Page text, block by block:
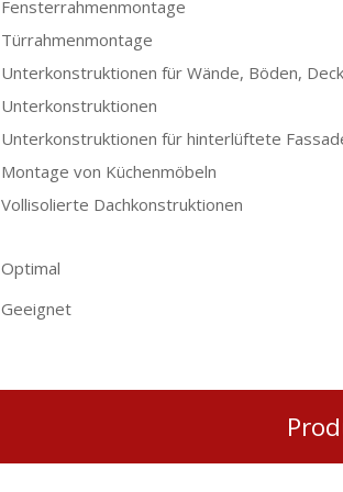
Fensterrahmenmontage
Türrahmenmontage
Unterkonstruktionen für Wände, Böden,
Unterkonstruktionen
Unterkonstruktionen für hinterlüftete
Montage von Küchenmöbeln
Vollisolierte Dachkonstruktionen
Optimal
Geeignet